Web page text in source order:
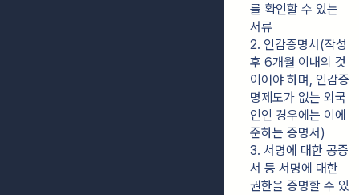
를 확인할 수 있는
서류
2. 인감증명서(작성
후 6개월 이내의 것
이어야 하며, 인감증
명제도가 없는 외국
인인 경우에는 이에
준하는 증명서)
3. 서명에 대한 공증
서 등 서명에 대한
권한을 증명할 수 있